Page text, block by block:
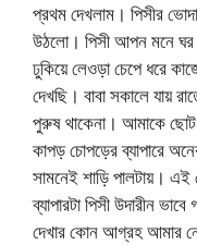
প্রথম দেখলাম। পিসীর ভোদা
উঠলো। পিসী আপন মনে ঘর
ঢুকিয়ে লেওড়া চেপে ধরে
দেখছি। বাবা সকালে যায়
পুরুষ থাকেনা। আমাকে ছোট
কাপড় চোপড়ের ব্যাপারে
সামনেই শাড়ি পালটায়। এই
ব্যাপারটা পিসী উদারীন
দেখার কোন আগ্রহ আমার